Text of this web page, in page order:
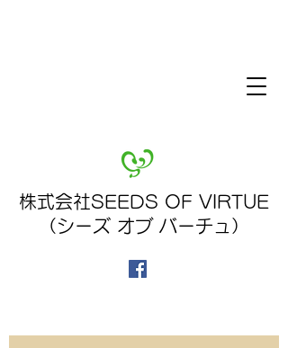
株式会社SEEDS OF VIRTUE
（シーズ オブ バーチュ）